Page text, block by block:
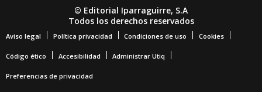
© Editorial Iparraguirre, S.A
Todos los derechos reservados
Aviso legal Política privacidad Condiciones de uso Cookies
Código ético Accesibilidad Administrar Utiq
Preferencias de privacidad